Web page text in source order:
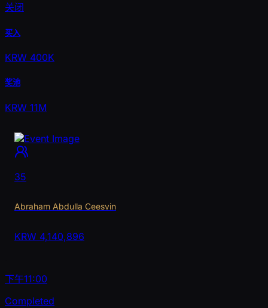
关闭
买入
KRW 400K
奖池
KRW 11M
35
Abraham Abdulla Ceesvin
KRW 4,140,896
下午11:00
Completed